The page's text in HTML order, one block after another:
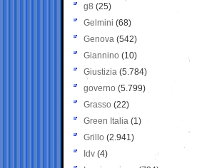
g8 (25)
Gelmini (68)
Genova (542)
Giannino (10)
Giustizia (5.784)
governo (5.799)
Grasso (22)
Green Italia (1)
Grillo (2.941)
Idv (4)